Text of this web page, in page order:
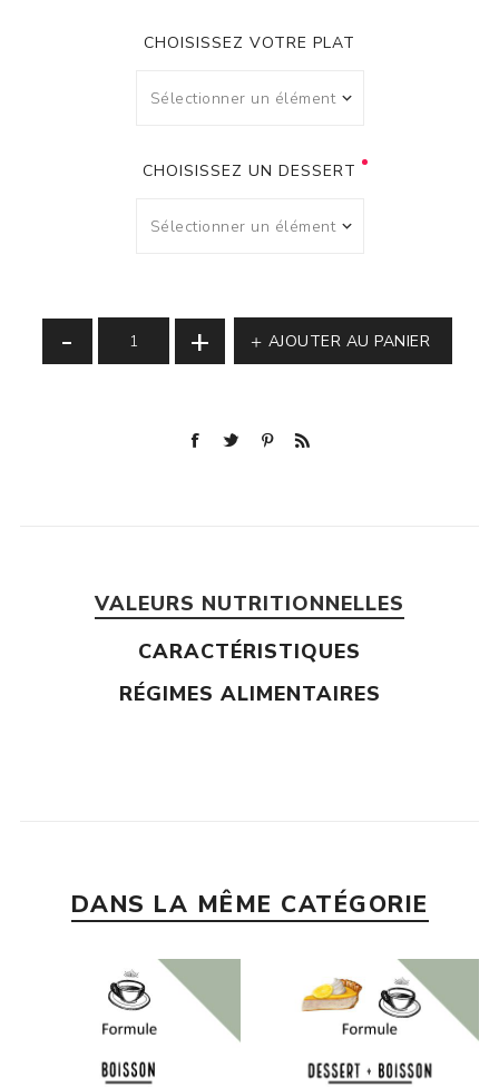
CHOISISSEZ VOTRE PLAT
CHOISISSEZ UN DESSERT
- + AJOUTER AU PANIER
VALEURS NUTRITIONNELLES
CARACTÉRISTIQUES
RÉGIMES ALIMENTAIRES
DANS LA MÊME CATÉGORIE